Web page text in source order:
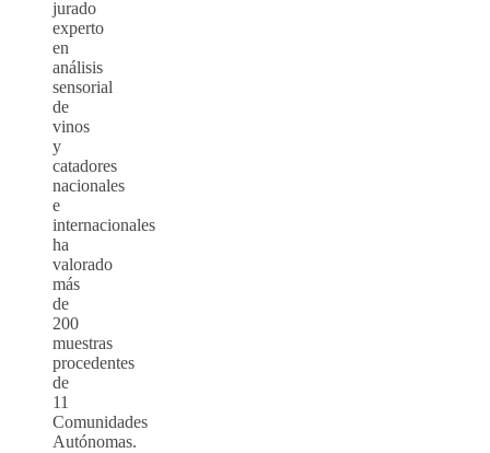
jurado
experto
en
análisis
sensorial
de
vinos
y
catadores
nacionales
e
internacionales
ha
valorado
más
de
200
muestras
procedentes
de
11
Comunidades
Autónomas.